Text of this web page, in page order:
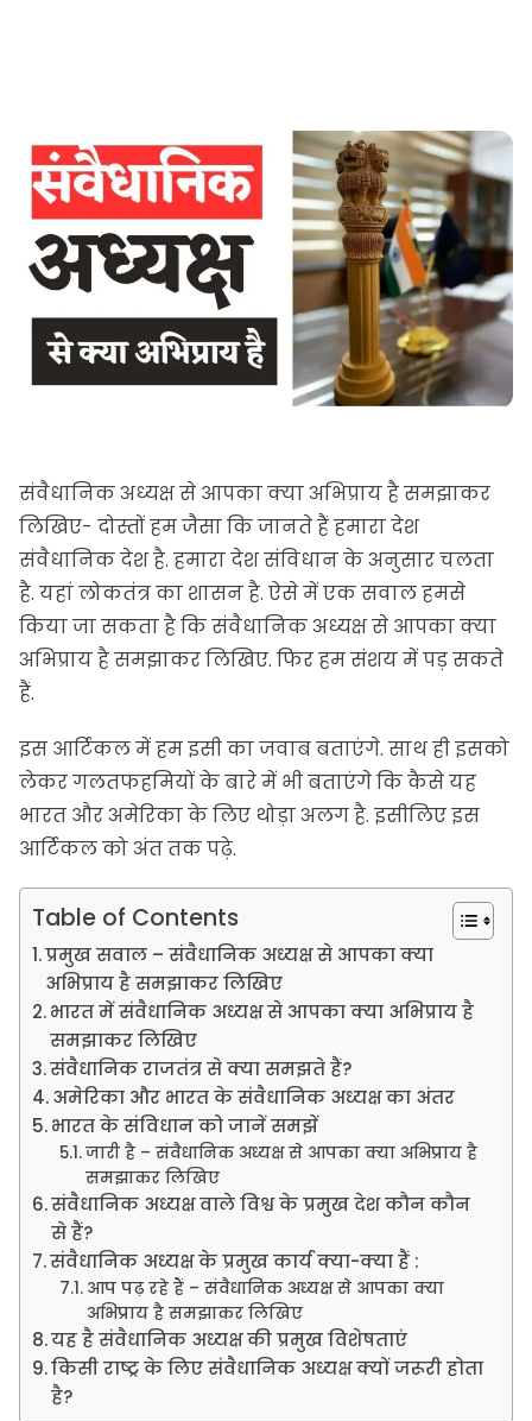
संवैधानिक अध्यक्ष से आपका क्या अभिप्राय है समझाकर
लिखिए- दोस्तों हम जैसा कि जानते हैं हमारा देश
संवैधानिक देश है. हमारा देश संविधान के अनुसार चलता
है. यहां लोकतंत्र का शासन है. ऐसे में एक सवाल हमसे
किया जा सकता है कि संवैधानिक अध्यक्ष से आपका क्या
अभिप्राय है समझाकर लिखिए. फिर हम संशय में पड़ सकते
हैं.
इस आर्टिकल में हम इसी का जवाब बताएंगे. साथ ही इसको
लेकर गलतफहमियों के बारे में भी बताएंगे कि कैसे यह
भारत और अमेरिका के लिए थोड़ा अलग है. इसीलिए इस
आर्टिकल को अंत तक पढ़े.
Table of Contents
प्रमुख सवाल – संवैधानिक अध्यक्ष से आपका क्या
अभिप्राय है समझाकर लिखिए
भारत में संवैधानिक अध्यक्ष से आपका क्या अभिप्राय है
समझाकर लिखिए
संवैधानिक राजतंत्र से क्या समझते हैं?
अमेरिका और भारत के संवैधानिक अध्यक्ष का अंतर
भारत के संविधान को जानें समझें
जारी है – संवैधानिक अध्यक्ष से आपका क्या अभिप्राय है
समझाकर लिखिए
संवैधानिक अध्यक्ष वाले विश्व के प्रमुख देश कौन कौन
से हैं?
संवैधानिक अध्यक्ष के प्रमुख कार्य क्या-क्या हैं :
आप पढ़ रहे हैं – संवैधानिक अध्यक्ष से आपका क्या
अभिप्राय है समझाकर लिखिए
यह है संवैधानिक अध्यक्ष की प्रमुख विशेषताएं
किसी राष्ट्र के लिए संवैधानिक अध्यक्ष क्यों जरूरी होता
है?